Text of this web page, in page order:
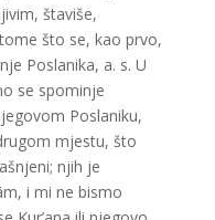
štaviše,
što se, kao prvo,
Poslanika, a. s. U
se spominje
Poslaniku,
mjestu, što
njih je
i mi ne bismo